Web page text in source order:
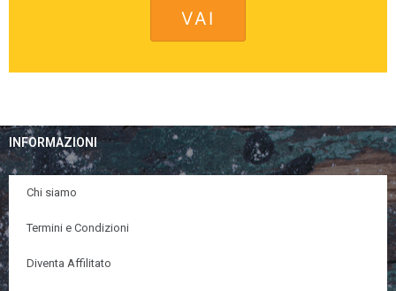
INFORMAZIONI
Chi siamo
Termini e Condizioni
Diventa Affilitato